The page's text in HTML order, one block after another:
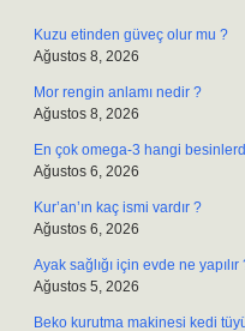
Kuzu etinden güveç olur mu ?
Ağustos 8, 2026
Mor rengin anlamı nedir ?
Ağustos 8, 2026
En çok omega-3 hangi
Ağustos 6, 2026
Kur’an’ın kaç ismi vardır ?
Ağustos 6, 2026
Ayak sağlığı için evde ne yapılır
Ağustos 5, 2026
Beko kurutma makinesi kedi